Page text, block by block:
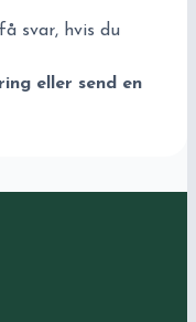
svar, hvis du
ring eller send en